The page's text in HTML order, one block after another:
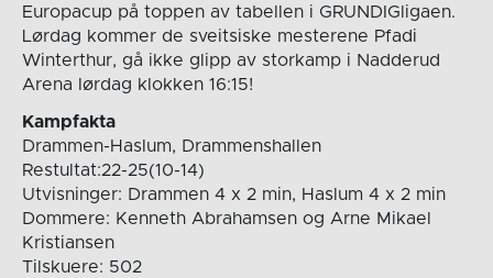
Europacup på toppen av tabellen i GRUNDIGligaen.
Lørdag kommer de sveitsiske mesterene Pfadi
Winterthur, gå ikke glipp av storkamp i Nadderud
Arena lørdag klokken 16:15!
Kampfakta
Drammen-Haslum, Drammenshallen
Restultat:22-25(10-14)
Utvisninger: Drammen 4 x 2 min, Haslum 4 x 2 min
Dommere: Kenneth Abrahamsen og Arne Mikael
Kristiansen
Tilskuere: 502